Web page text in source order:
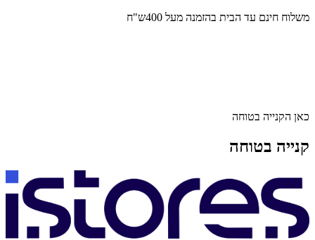
משלוח חינם עד הבית בהזמנה מעל 400ש"ח
כאן הקנייה בטוחה
קנייה בטוחה